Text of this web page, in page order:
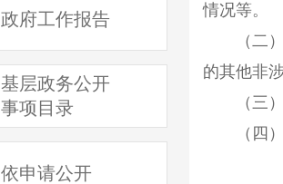
政府工作报告
基层政务公开
事项目录
依申请公开
情况等。
（二）
的其他非
（三）
（四）